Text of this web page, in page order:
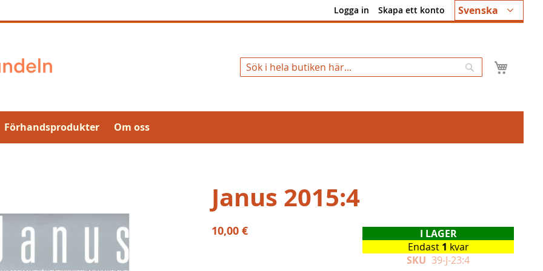
Språk
Svenska
Logga in Skapa ett konto
Sök
Förhandsprodukter Om oss
Janus 2015:4
10,00 €
I LAGER
Endast 1 kvar
SKU 39-J-23:4